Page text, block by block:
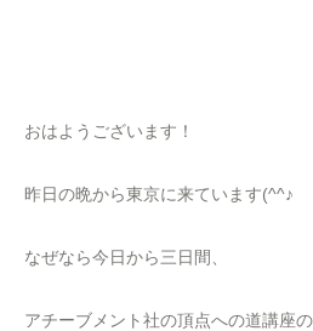
おはようございます！
昨日の晩から東京に来ています(^^♪
なぜなら今日から三日間、
アチーブメント社の頂点への道講座